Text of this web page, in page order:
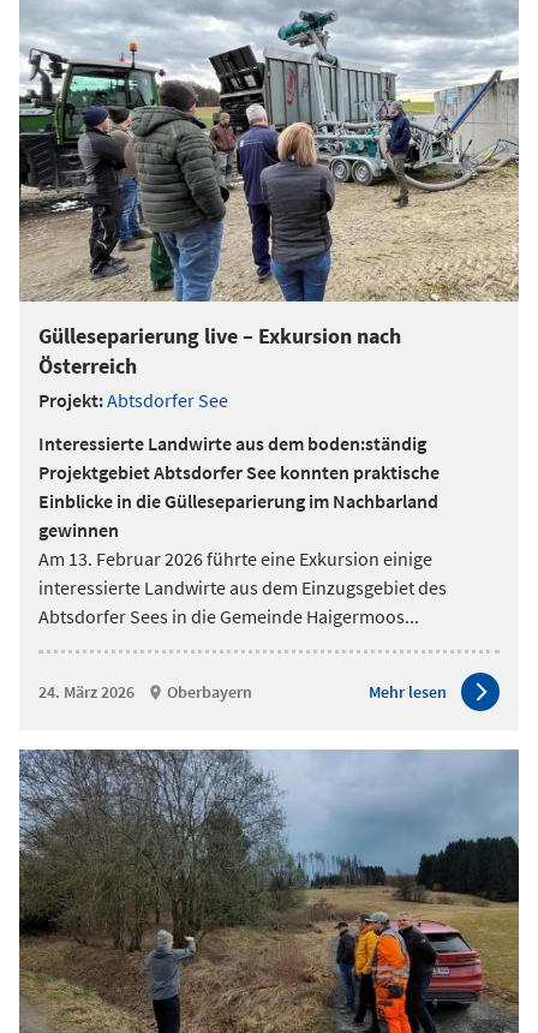
Gülleseparierung live – Exkursion nach
Österreich
Projekt:Abtsdorfer See
Interessierte Landwirte aus dem boden:ständig
Projektgebiet Abtsdorfer See konnten praktische
Einblicke in die Gülleseparierung im Nachbarland
gewinnen
Am 13. Februar 2026 führte eine Exkursion einige
interessierte Landwirte aus dem Einzugsgebiet des
Abtsdorfer Sees in die Gemeinde Haigermoos...
24. März 2026 Oberbayern Mehr lesen